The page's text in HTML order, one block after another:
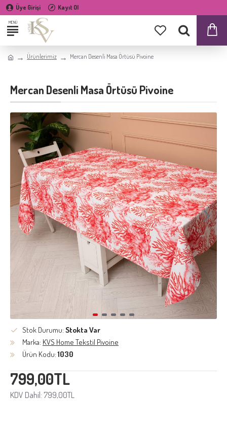
Üye Girişi Kayıt Ol
Ürünlerimiz Mercan Desenli Masa Örtüsü Pivoine
Mercan Desenli Masa Örtüsü Pivoine
799,00TL
KDV Dahil: 799,00TL
Stok Durumu: Stokta Var
Marka: KVS Home Tekstil Pivoine
Ürün Kodu: 1030